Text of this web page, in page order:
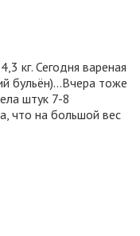
кг. Сегодня вареная
бульён)…Вчера тоже
штук 7-8
что на большой вес